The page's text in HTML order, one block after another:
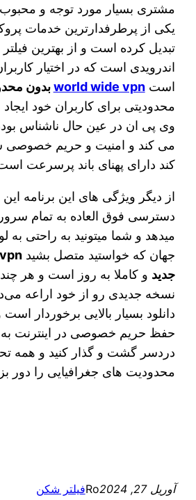
مشتری بسیار مورد توجه و
یکی از پرطرفدارترین خدمات
تبدیل کرده است و از بهترین
اندرویدی است که در اختیار
استworld wide vpnبدون
محدودیتی برای کاربران خود
وی پی ان در عین حال ناشناس
می کند و امنیت و حریم خصوصی
کند دارای پهنای باند پرسرعت
از دیگر ویژگی های این برنامه
دسترسی فوق العاده به تمام
میدهد و شما میتونید به راحتی به
جهان که خواستید متصل بشید
جدید و کاملا به روز است و هر
نسخه جدیدی رو از خود اراعه
دانلود بسیار بالایی برخوردار است
حفظ حریم خصوصی در اینترنت به
دردسر گشت و گذار کنید و همه
محدودیت های جغرافیایی را دور
آوریل 27, 2024 Roفیلتر شکن